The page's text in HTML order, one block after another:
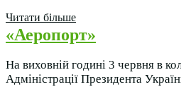
Читати більше
«Аеропорт»
На виховній годині 3 червня в
Адміністрації Президента